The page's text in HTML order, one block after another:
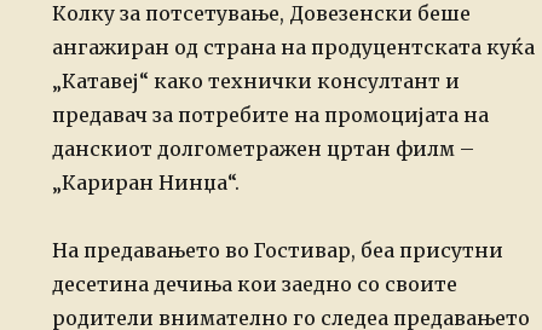
Колку за потсетување, Довезенски беше
ангажиран од страна на продуцентската куќа
„Катавеј“ како технички консултант и
предавач за потребите на промоцијата на
данскиот долгометражен цртан филм –
„Кариран Нинџа“.
На предавањето во Гостивар, беа присутни
десетина дечиња кои заедно со своите
родители внимателно го следеа предавањето